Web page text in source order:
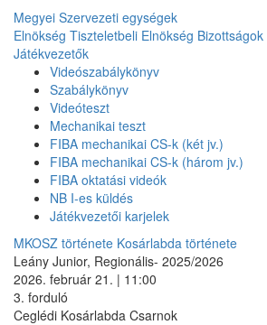
Megyei Szervezeti egységek
Elnökség Tiszteletbeli Elnökség Bizottságok
Játékvezetők
Videószabálykönyv
Szabálykönyv
Videóteszt
Mechanikai teszt
FIBA mechanikai CS-k (két jv.)
FIBA mechanikai CS-k (három jv.)
FIBA oktatási videók
NB I-es küldés
Játékvezetői karjelek
MKOSZ története Kosárlabda története
Leány Junior, Regionális- 2025/2026
2026. február 21. | 11:00
3. forduló
Ceglédi Kosárlabda Csarnok